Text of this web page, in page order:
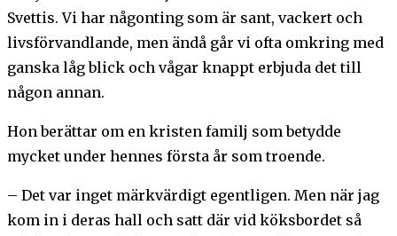
Svettis. Vi har någonting som är sant, vackert och
livsförvandlande, men ändå går vi ofta omkring med
ganska låg blick och vågar knappt erbjuda det till
någon annan.
Hon berättar om en kristen familj som betydde
mycket under hennes första år som troende.
– Det var inget märkvärdigt egentligen. Men när jag
kom in i deras hall och satt där vid köksbordet så